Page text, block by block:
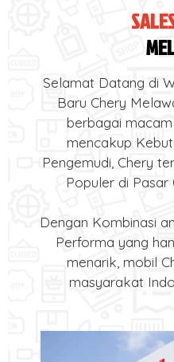
Selamat Datang di
Baru Chery
berbagai
mencakup
Pengemudi, Chery
Populer di
Dengan Kombinasi
Performa yang
menarik, mobil
masyarakat